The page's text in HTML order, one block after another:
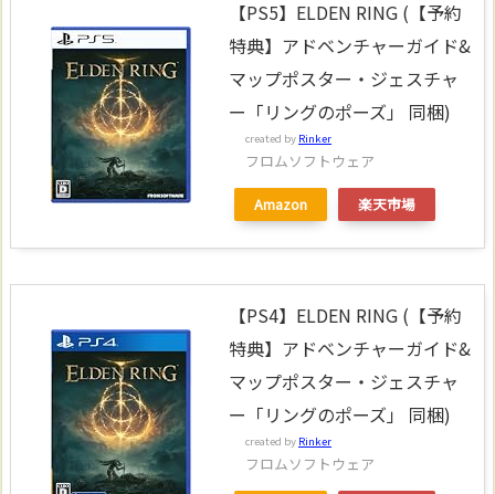
【PS5】ELDEN RING (【予約
特典】アドベンチャーガイド&
マップポスター・ジェスチャ
ー「リングのポーズ」 同梱)
created by Rinker
フロムソフトウェア
Amazon 楽天市場
【PS4】ELDEN RING (【予約
特典】アドベンチャーガイド&
マップポスター・ジェスチャ
ー「リングのポーズ」 同梱)
created by Rinker
フロムソフトウェア